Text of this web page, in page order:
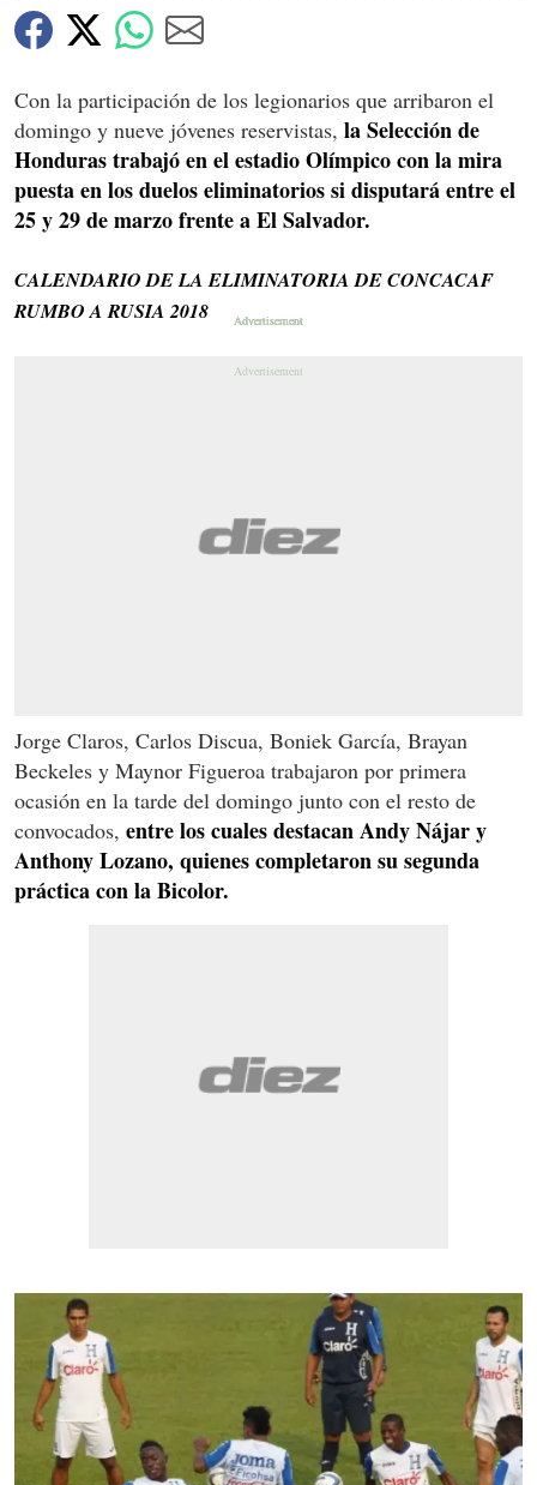
Con la participación de los legionarios que arribaron el
domingo y nueve jóvenes reservistas, la Selección de
Honduras trabajó en el estadio Olímpico con la mira
puesta en los duelos eliminatorios si disputará entre el
25 y 29 de marzo frente a El Salvador.
CALENDARIO DE LA ELIMINATORIA DE CONCACAF
RUMBO A RUSIA 2018
Jorge Claros, Carlos Discua, Boniek García, Brayan
Beckeles y Maynor Figueroa trabajaron por primera
ocasión en la tarde del domingo junto con el resto de
convocados, entre los cuales destacan Andy Nájar y
Anthony Lozano, quienes completaron su segunda
práctica con la Bicolor.